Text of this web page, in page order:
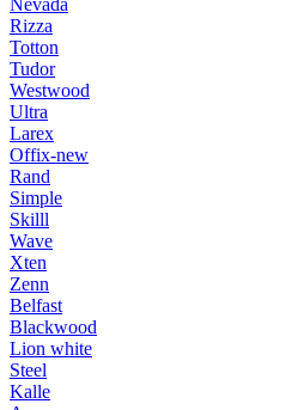
Nevada
Rizza
Totton
Tudor
Westwood
Ultra
Larex
Offix-new
Rand
Simple
Skilll
Wave
Xten
Zenn
Belfast
Blackwood
Lion white
Steel
Kalle